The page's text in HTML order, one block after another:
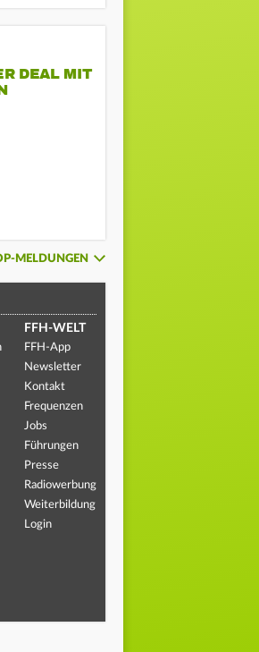
DEAL MIT
MELDUNGEN
FFH-WELT
FFH-App
Newsletter
Kontakt
Frequenzen
Jobs
Führungen
Presse
Radiowerbung
Weiterbildung
Login